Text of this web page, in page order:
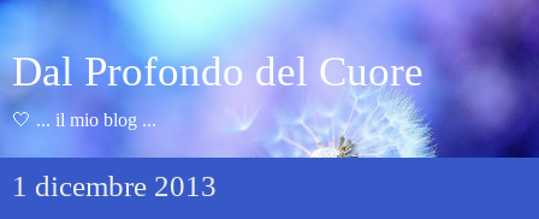
Dal Profondo del Cuore
🤍 ... il mio blog ...
1 dicembre 2013